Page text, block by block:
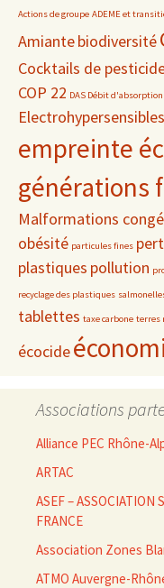
Actions de groupe ADEME et
Amiantebiodiversité
Cocktails de
COP 22 DAS Débit
empreinte
générations
Malformations
obésité particules fines
plastiques pollution
recyclage des plastiques
tablettes taxe carbone terres
écocide
Associations
Alliance PEC Rhône-
ARTAC
ASEF – ASSOCIATION
FRANCE
Association Zones
ATMO Auvergne-